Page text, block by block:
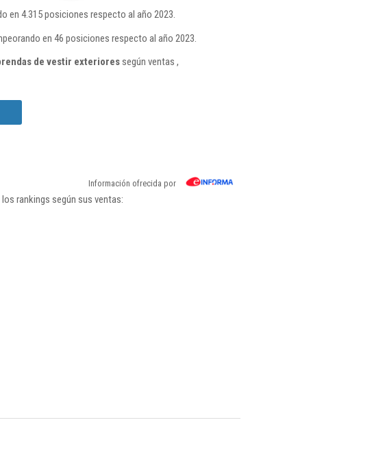
en 4.315 posiciones respecto al año 2023.
en 46 posiciones respecto al año 2023.
de vestir exterioressegún ventas ,
Información ofrecida por
rankings según sus ventas: